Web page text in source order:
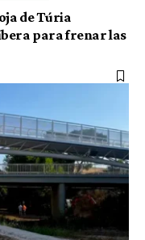
de Túria
para frenar las